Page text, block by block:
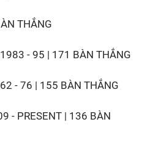
THẮNG
- 95 | 171 BÀN THẮNG
- 76 | 155 BÀN THẮNG
- PRESENT | 136 BÀN